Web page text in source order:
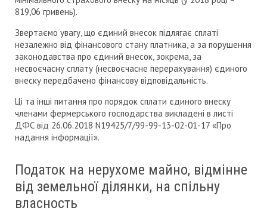
819,06 гривень).
Звертаємо увагу, що єдиний внесок підлягає сплаті
незалежно від фінансового стану платника, а за порушення
законодавства про єдиний внесок, зокрема, за
несвоєчасну сплату (несвоєчасне перерахування) єдиного
внеску передбачено фінансову відповідальність.
Ці та інші питання про порядок сплати єдиного внеску
членами фермерського господарства викладені в листі
ДФС від 26.06.2018 N19425/7/99-99-13-02-01-17 «Про
надання інформації».
Податок на нерухоме майно, відмінне
від земельної ділянки, на спільну
власность